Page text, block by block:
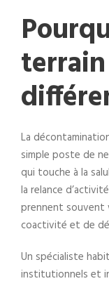
La
simple poste de
qui touche à la
la relance
prennent souvent
coactivité et de
Un spécialiste
institutionnels et